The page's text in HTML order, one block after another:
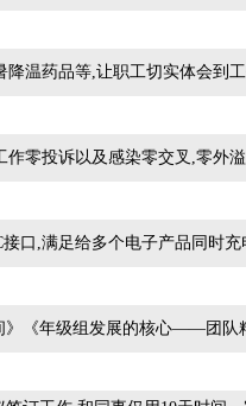
温药品等,让职工切实体会到
零投诉以及感染零交叉,零外溢,
口,满足给多个电子产品同时
》《年级组发展的核心——团队